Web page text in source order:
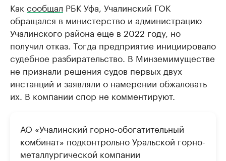
Как сообщал РБК Уфа, Учалинский ГОК
обращался в министерство и администрацию
Учалинского района еще в 2022 году, но
получил отказ. Тогда предприятие инициировало
судебное разбирательство. В Минземимуществе
не признали решения судов первых двух
инстанций и заявляли о намерении обжаловать
их. В компании спор не комментируют.
АО «Учалинский горно-обогатительный
комбинат» подконтрольно Уральской горно-
металлургической компании